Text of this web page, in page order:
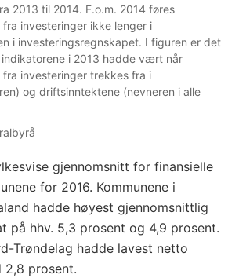
2013 til 2014. F.o.m. 2014 føres
fra investeringer ikke lenger i
i investeringsregnskapet. I figuren er det
i 2013 hadde vært når
fra investeringer trekkes fra i
og driftsinntektene (nevneren i alle
gjennomsnitt for finansielle
for 2016. Kommunene i
hadde høyest gjennomsnittlig
på hhv. 5,3 prosent og 4,9 prosent.
Trøndelag hadde lavest netto
prosent.